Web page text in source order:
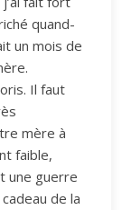
quand-
un mois de
Il faut
mère à
faible,
une guerre
de la